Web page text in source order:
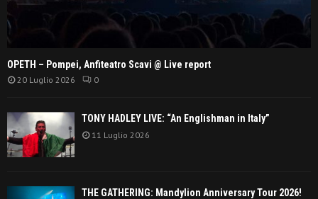
OPETH – Pompei, Anfiteatro Scavi @ Live report
20 Luglio 2026 0
TONY HADLEY LIVE: “An Englishman in Italy”
11 Luglio 2026
THE GATHERING: Mandylion Anniversary Tour 2026!